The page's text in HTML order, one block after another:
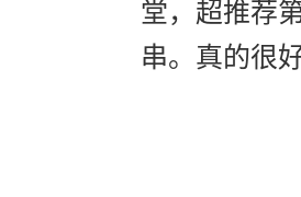
堂，超推荐
串。真的很